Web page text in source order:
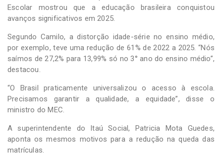
Escolar mostrou que a educação brasileira conquistou
avanços significativos em 2025.
Segundo Camilo, a distorção idade-série no ensino médio,
por exemplo, teve uma redução de 61% de 2022 a 2025. “Nós
saímos de 27,2% para 13,99% só no 3° ano do ensino médio”,
destacou.
“O Brasil praticamente universalizou o acesso à escola.
Precisamos garantir a qualidade, a equidade”, disse o
ministro do MEC.
A superintendente do Itaú Social, Patricia Mota Guedes,
aponta os mesmos motivos para a redução na queda das
matrículas.